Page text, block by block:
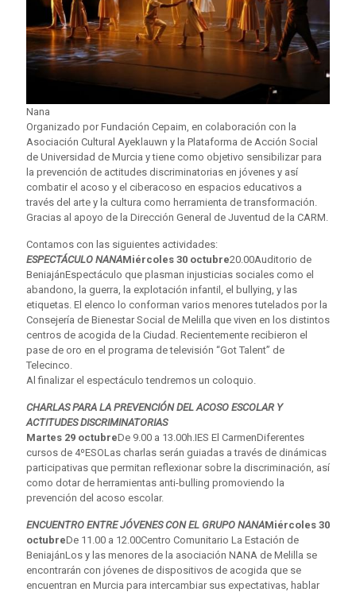
Nana
Organizado por Fundación Cepaim, en colaboración con la
Asociación Cultural Ayeklauwn y la Plataforma de Acción Social
de Universidad de Murcia y tiene como objetivo sensibilizar para
la prevención de actitudes discriminatorias en jóvenes y así
combatir el acoso y el ciberacoso en espacios educativos a
través del arte y la cultura como herramienta de transformación.
Gracias al apoyo de la Dirección General de Juventud de la CARM.
Contamos con las siguientes actividades:
ESPECTÁCULO NANAMiércoles 30 octubre20.00Auditorio de
BeniajánEspectáculo que plasman injusticias sociales como el
abandono, la guerra, la explotación infantil, el bullying, y las
etiquetas. El elenco lo conforman varios menores tutelados por la
Consejería de Bienestar Social de Melilla que viven en los distintos
centros de acogida de la Ciudad. Recientemente recibieron el
pase de oro en el programa de televisión “Got Talent” de
Telecinco.
Al finalizar el espectáculo tendremos un coloquio.
CHARLAS PARA LA PREVENCIÓN DEL ACOSO ESCOLAR Y
ACTITUDES DISCRIMINATORIAS
Martes 29 octubreDe 9.00 a 13.00h.IES El CarmenDiferentes
cursos de 4ºESOLas charlas serán guiadas a través de dinámicas
participativas que permitan reflexionar sobre la discriminación, así
como dotar de herramientas anti-bulling promoviendo la
prevención del acoso escolar.
ENCUENTRO ENTRE JÓVENES CON EL GRUPO NANAMiércoles 30
octubreDe 11.00 a 12.00Centro Comunitario La Estación de
BeniajánLos y las menores de la asociación NANA de Melilla se
encontrarán con jóvenes de dispositivos de acogida que se
encuentran en Murcia para intercambiar sus expectativas, hablar